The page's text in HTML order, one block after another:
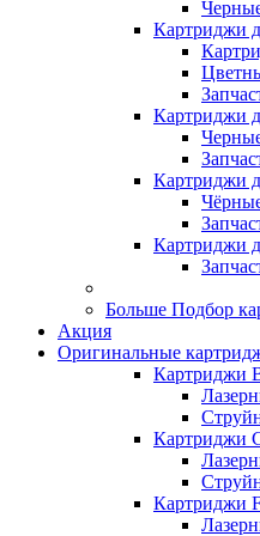
Картриджи
Картриджи
Картриджи
Картриджи
Больше Подбор
Акция
Оригинальные
Картриджи
Картриджи
Картриджи